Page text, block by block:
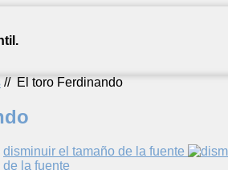
// El toro Ferdinando
disminuir el tamaño de la fuente